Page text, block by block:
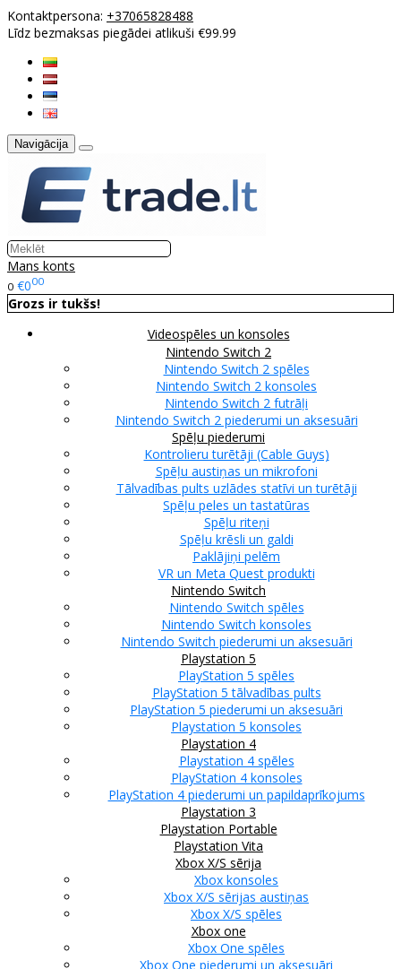
Kontaktpersona: +37065828488
Līdz bezmaksas piegādei atlikuši €99.99
Navigācija
Mans konts
0 €000
Grozs ir tukšs!
Videospēles un konsoles
Nintendo Switch 2
Nintendo Switch 2 spēles
Nintendo Switch 2 konsoles
Nintendo Switch 2 futrāļi
Nintendo Switch 2 piederumi un aksesuāri
Spēļu piederumi
Kontrolieru turētāji (Cable Guys)
Spēļu austiņas un mikrofoni
Tālvadības pults uzlādes statīvi un turētāji
Spēļu peles un tastatūras
Spēļu riteņi
Spēļu krēsli un galdi
Paklājiņi pelēm
VR un Meta Quest produkti
Nintendo Switch
Nintendo Switch spēles
Nintendo Switch konsoles
Nintendo Switch piederumi un aksesuāri
Playstation 5
PlayStation 5 spēles
PlayStation 5 tālvadības pults
PlayStation 5 piederumi un aksesuāri
Playstation 5 konsoles
Playstation 4
Playstation 4 spēles
PlayStation 4 konsoles
PlayStation 4 piederumi un papildaprīkojums
Playstation 3
Playstation Portable
Playstation Vita
Xbox X/S sērija
Xbox konsoles
Xbox X/S sērijas austiņas
Xbox X/S spēles
Xbox one
Xbox One spēles
Xbox One piederumi un aksesuāri